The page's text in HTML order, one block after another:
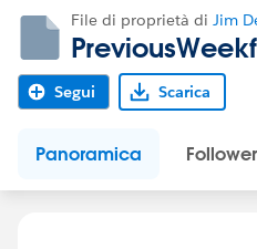
File di proprietà di Jim
Segui Scarica
Panoramica Follower